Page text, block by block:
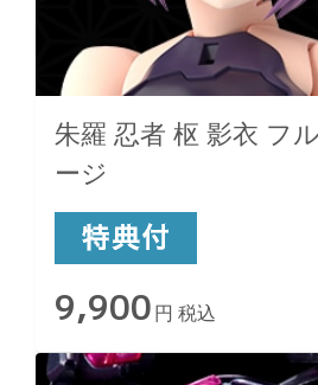
朱羅 忍者 枢 影衣 フ
ージ
9,900 円 税込